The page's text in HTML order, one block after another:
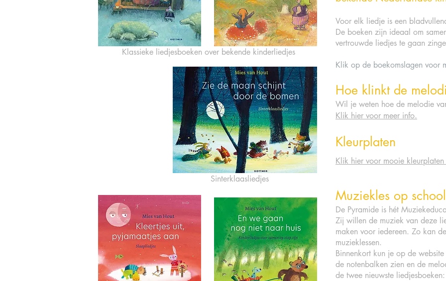
Klassieke liedjesboeken over bekende kinderliedjes
Sinterklaasliedjes
Voor elk liedje is een
De boeken zijn ideaal om
vertrouwde liedjes te gaan
Klik op de boekomslagen voor
Hoe klinkt de
Wil je weten hoe de melodie
Klik hier voor meer info.
Kleurplaten
Klik hier voor mooie
Muziekles op school
​De Pyramide is hét
Zij willen de muziek van deze
maken voor iedereen. Zo kan
muzieklessen.
Binnenkort kun je op de
de notenbalken zien en de
de twee nieuwste liedjesboeken: